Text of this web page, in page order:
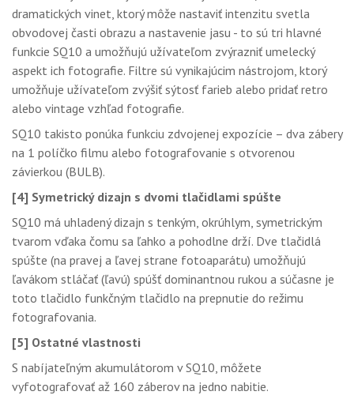
dramatických vinet, ktorý môže nastaviť intenzitu svetla
obvodovej časti obrazu a nastavenie jasu - to sú tri hlavné
funkcie SQ10 a umožňujú užívateľom zvýrazniť umelecký
aspekt ich fotografie. Filtre sú vynikajúcim nástrojom, ktorý
umožňuje užívateľom zvýšiť sýtosť farieb alebo pridať retro
alebo vintage vzhľad fotografie.
SQ10 takisto ponúka funkciu zdvojenej expozície – dva zábery
na 1 políčko filmu alebo fotografovanie s otvorenou
závierkou (BULB).
[4] Symetrický dizajn s dvomi tlačidlami spúšte
SQ10 má uhladený dizajn s tenkým, okrúhlym, symetrickým
tvarom vďaka čomu sa ľahko a pohodlne drží. Dve tlačidlá
spúšte (na pravej a ľavej strane fotoaparátu) umožňujú
ľavákom stláčať (ľavú) spúšť dominantnou rukou a súčasne je
toto tlačidlo funkčným tlačidlo na prepnutie do režimu
fotografovania.
[5] Ostatné vlastnosti
S nabíjateľným akumulátorom v SQ10, môžete
vyfotografovať až 160 záberov na jedno nabitie.